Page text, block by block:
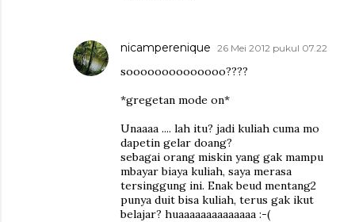
nicamperenique 26 Mei 2012 pukul 07.22
soooooooooooooo????
*gregetan mode on*
Unaaaa .... lah itu? jadi kuliah cuma mo
dapetin gelar doang?
sebagai orang miskin yang gak mampu
mbayar biaya kuliah, saya merasa
tersinggung ini. Enak beud mentang2
punya duit bisa kuliah, terus gak ikut
belajar? huaaaaaaaaaaaaaa :-(